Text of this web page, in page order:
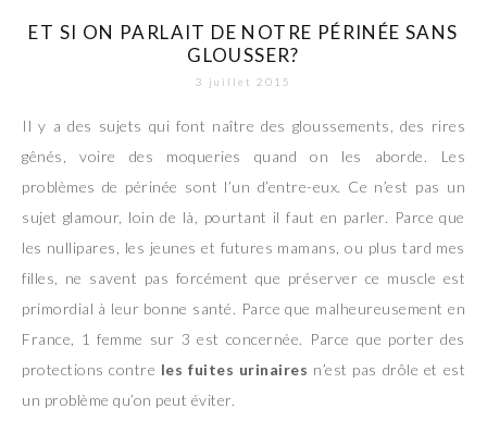
ET SI ON PARLAIT DE NOTRE PÉRINÉE SANS
GLOUSSER?
3 juillet 2015
Il y a des sujets qui font naître des gloussements, des rires
gênés, voire des moqueries quand on les aborde. Les
problèmes de périnée sont l’un d’entre-eux. Ce n’est pas un
sujet glamour, loin de là, pourtant il faut en parler. Parce que
les nullipares, les jeunes et futures mamans, ou plus tard mes
filles, ne savent pas forcément que préserver ce muscle est
primordial à leur bonne santé. Parce que malheureusement en
France, 1 femme sur 3 est concernée. Parce que porter des
protections contre les fuites urinaires n’est pas drôle et est
un problème qu’on peut éviter.